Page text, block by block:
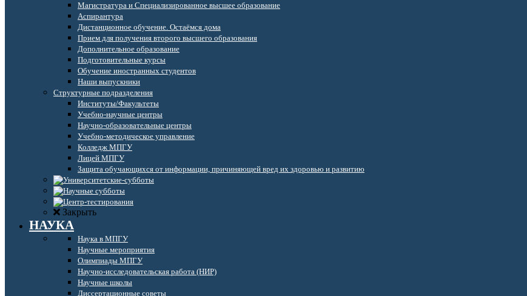
Магистратура и Специализированное высшее образование
Аспирантура
Дистанционное обучение. Остаёмся дома
Прием для получения второго высшего образования
Дополнительное образование
Подготовительные курсы
Обучение иностранных студентов
Наши выпускники
Структурные подразделения
Институты/Факультеты
Учебно-научные центры
Научно-образовательные центры
Учебно-методическое управление
Колледж МПГУ
Лицей МПГУ
Защита обучающихся от информации, причиняющей вред их здоровью и развитию
Закрыть
НАУКА
Наука в МПГУ
Научные мероприятия
Олимпиады МПГУ
Научно-исследовательская работа (НИР)
Научные школы
Диссертационные советы